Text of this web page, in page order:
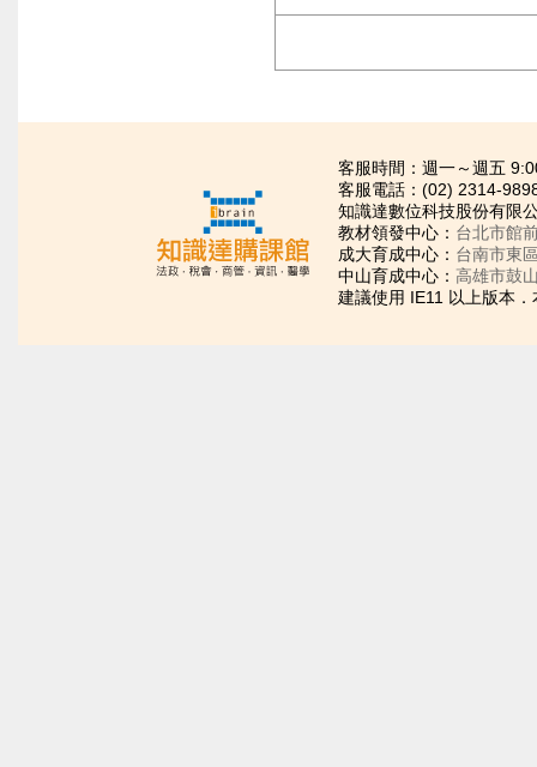
客服時間：週一～週五
客服電話：(02) 2314-
知識達數位科技股份有
教材領發中心： 台北市館
成大育成中心： 台南市東
中山育成中心： 高雄市鼓
建議使用 IE11 以上版本